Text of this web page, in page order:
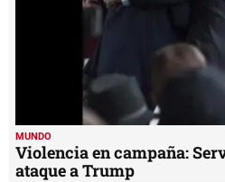
MUNDO
Violencia en campaña:
ataque a Trump